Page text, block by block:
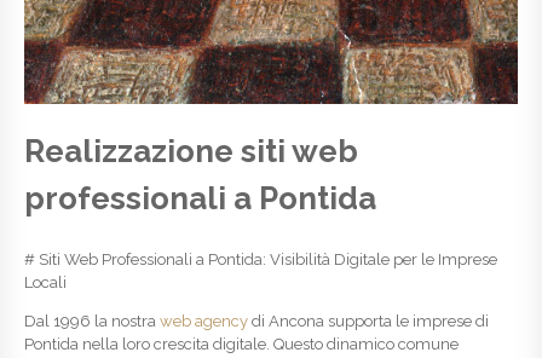
Realizzazione siti web
professionali a Pontida
# Siti Web Professionali a Pontida: Visibilità Digitale per le Imprese
Locali
Dal 1996 la nostra web agency di Ancona supporta le imprese di
Pontida nella loro crescita digitale. Questo dinamico comune